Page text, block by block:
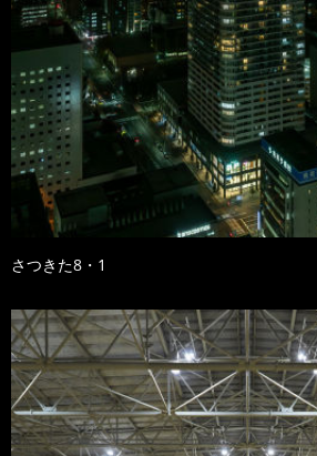
さつきた8・1